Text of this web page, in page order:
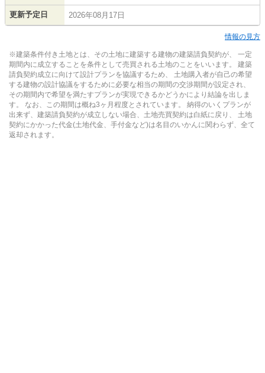
更新予定日 2026年08月17日
情報の見方
※建築条件付き土地とは、その土地に建築する建物の建築請負契約が、 一定
期間内に成立することを条件として売買される土地のことをいいます。 建築
請負契約成立に向けて設計プランを協議するため、 土地購入者が自己の希望
する建物の設計協議をするために必要な相当の期間の交渉期間が設定され、
その期間内で希望を満たすプランが実現できるかどうかにより結論を出しま
す。 なお、この期間は概ね3ヶ月程度とされています。 納得のいくプランが
出来ず、建築請負契約が成立しない場合、土地売買契約は白紙に戻り、 土地
契約にかかった代金(土地代金、手付金など)は名目のいかんに関わらず、全て
返却されます。